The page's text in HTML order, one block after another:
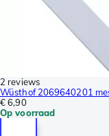
2 reviews
Wüsthof 2069640201
€ 6,90
Op voorraad